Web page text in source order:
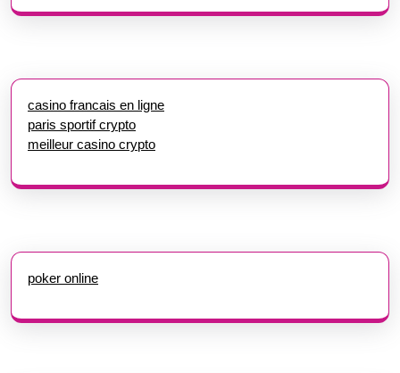
casino francais en ligne
paris sportif crypto
meilleur casino crypto
poker online